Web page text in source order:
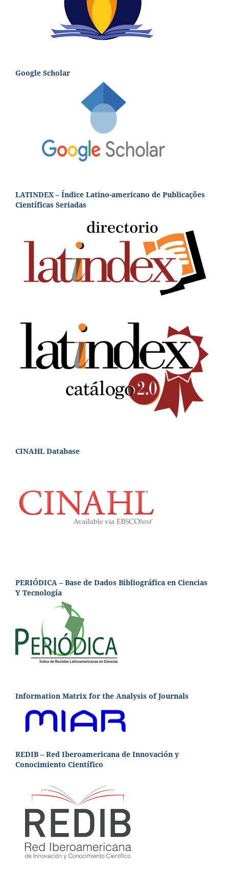
Google Scholar
LATINDEX – Índice Latino-americano de Publicações
Científicas Seriadas
CINAHL Database
PERIÓDICA – Base de Dados Bibliográfica en Ciencias
Y Tecnología
Information Matrix for the Analysis of Journals
REDIB – Red Iberoamericana de Innovación y
Conocimiento Científico